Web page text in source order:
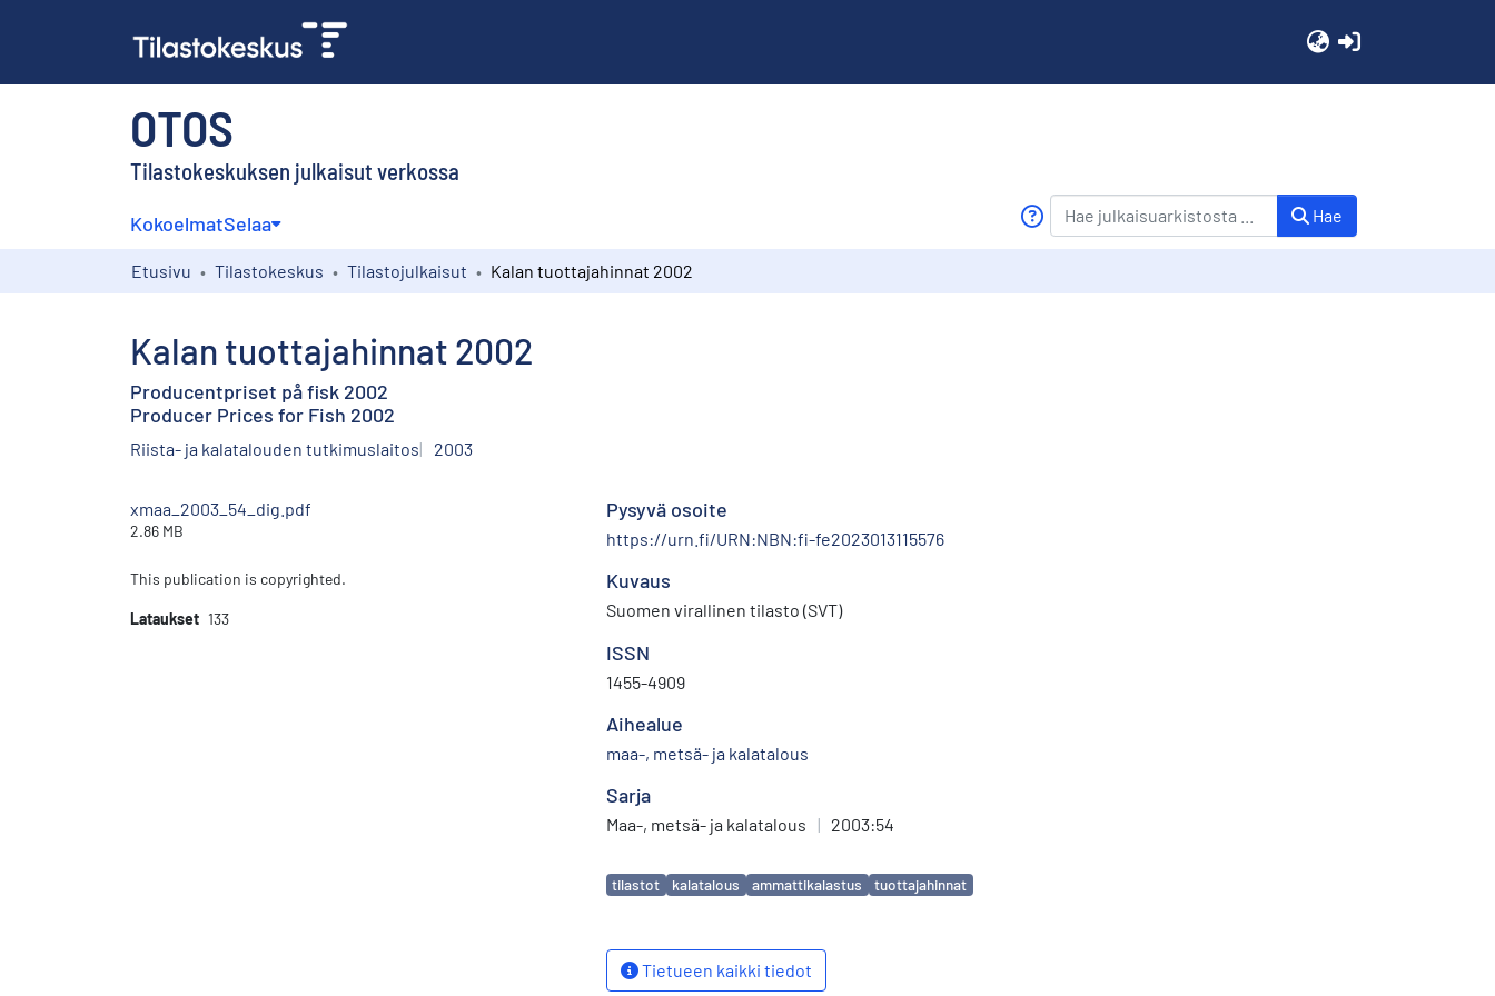
OTOS
Tilastokeskuksen julkaisut verkossa
KokoelmatSelaa Hae
Etusivu Tilastokeskus Tilastojulkaisut Kalan tuottajahinnat 2002
Kalan tuottajahinnat 2002
Producentpriset på fisk 2002
Producer Prices for Fish 2002
Riista- ja kalatalouden tutkimuslaitos 2003
xmaa_2003_54_dig.pdf
2.86 MB
This publication is copyrighted.
Lataukset 133
Pysyvä osoite
https://urn.fi/URN:NBN:fi-fe2023013115576
Kuvaus
Suomen virallinen tilasto (SVT)
ISSN
1455-4909
Aihealue
maa-, metsä- ja kalatalous
Sarja
Maa-, metsä- ja kalatalous | 2003:54
Avainsanat
tilastot kalatalous ammattikalastus tuottajahinnat
Tietueen kaikki tiedot